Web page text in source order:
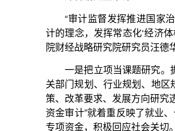
要求偏离预定目标等不符合政策初衷的问题。
三是把审计建议当课题研究。今年审计报
发现，提出4条建议：结合专项债券、金融等
策、稳健货币政策及政策之间衔接协同等方面，
强时效性和精准性”。针对预算分配管理存在诸
等问题，提出“稳步推进重点领域和关键环节
础”。针对金融风险、国企重大投资损失风险、
出“着力防范化解重大经济金融风险隐患，严格
理较为薄弱、落实中央八项规定精神和过紧日子